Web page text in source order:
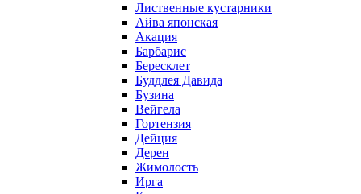
Лиственные кустарники
Айва японская
Акация
Барбарис
Бересклет
Буддлея Давида
Бузина
Вейгела
Гортензия
Дейция
Дерен
Жимолость
Ирга